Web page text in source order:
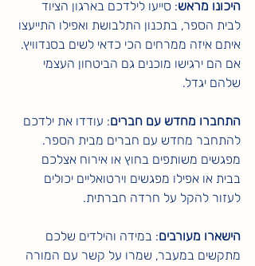
היכונו מראש: סייעו לילדכם בארגון הציוד
לבית הספר, בתכנון התלבושת ואפילו התייעצו
איתם איזה ממרחים הכי כדאי לשים בסנדוויץ.
אם הם ירגישו מוכנים גם הביטחון העצמי
שלהם יגדל.
התחברו מחדש עם חברים: עודדו את ילדכם
להתחבר מחדש עם חברים מבית הספר.
מפגשים משותפים בחוץ או אירוח אצלכם
בבית או אפילו מפגשים וירטואליים יכולים
לעזור להקל על חרדה חברתית.
הישארו מעורבים: במידה והילדים שלכם
מתקשים במעבר, שמרו על קשר עם המורה